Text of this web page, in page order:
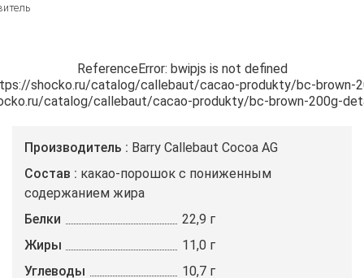
ReferenceError: bwipjs is not defined
shocko.ru/catalog/callebaut/cacao-produkty/bc-brown-
catalog/callebaut/cacao-produkty/bc-brown-200g-
Производитель
Barry Callebaut Cocoa AG
Состав
какао-порошок с пониженным
содержанием жира
Белки
22,9 г
Жиры
11,0 г
Углеводы
10,7 г